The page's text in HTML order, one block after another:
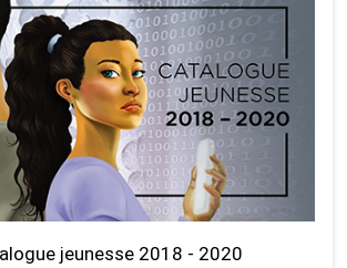
jeunesse 2018 - 2020